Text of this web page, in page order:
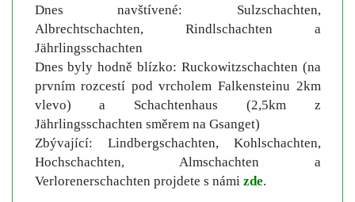
Dnes navštívené: Sulzschachten,
Albrechtschachten, Rindlschachten a
Jährlingsschachten
Dnes byly hodně blízko: Ruckowitzschachten (na
prvním rozcestí pod vrcholem Falkensteinu 2km
vlevo) a Schachtenhaus (2,5km z
Jährlingsschachten směrem na Gsanget)
Zbývající: Lindbergschachten, Kohlschachten,
Hochschachten, Almschachten a
Verlorenerschachten projdete s námi zde.